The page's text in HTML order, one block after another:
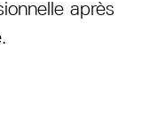
après